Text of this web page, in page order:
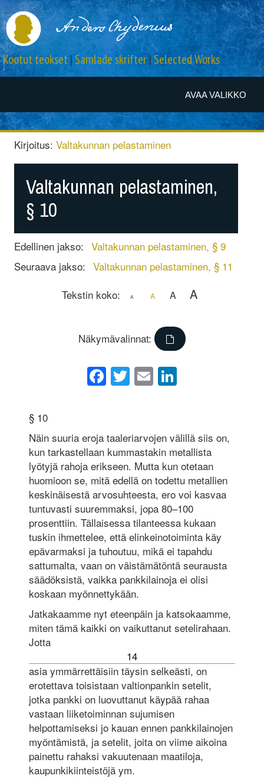
AVAA VALIKKO
Kootut teokset|Samlade skrifter|Selected Works
Kirjoitus: Valtakunnan pelastaminen
Valtakunnan pelastaminen,
§ 10
Edellinen jakso: Valtakunnan pelastaminen, § 9
Seuraava jakso: Valtakunnan pelastaminen, § 11
Tekstin koko:
A A A A
Näkymävalinnat:
Facebook
Twitter
Email
§ 10
Näin suuria eroja taaleriarvojen välillä siis on,
kun tarkastellaan kummastakin metallista
lyötyjä rahoja erikseen. Mutta kun otetaan
huomioon se, mitä edellä on todettu metallien
keskinäisestä arvosuhteesta, ero voi kasvaa
tuntuvasti suuremmaksi, jopa 80–100
prosenttiin. Tällaisessa tilanteessa kukaan
tuskin ihmettelee, että elinkeinotoiminta käy
epävarmaksi ja tuhoutuu, mikä ei tapahdu
sattumalta, vaan on väistämätöntä seurausta
säädöksistä, vaikka pankkilainoja ei olisi
koskaan myönnettykään.
Jatkakaamme nyt eteenpäin ja katsokaamme,
miten tämä kaikki on vaikuttanut setelirahaan.
Jotta
14
asia ymmärrettäisiin täysin selkeästi, on
erotettava toisistaan valtionpankin setelit,
jotka pankki on luovuttanut käypää rahaa
vastaan liiketoiminnan sujumisen
helpottamiseksi jo kauan ennen pankkilainojen
myöntämistä, ja setelit, joita on viime aikoina
painettu rahaksi vakuutenaan maatiloja,
kaupunkikiinteistöjä ym.